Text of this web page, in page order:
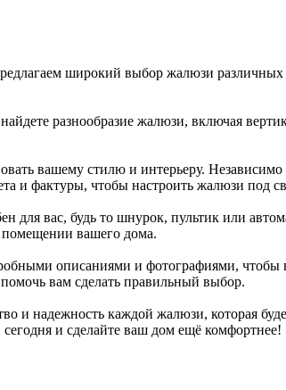
широкий выбор жалюзи различных
разнообразие жалюзи, включая
вашему стилю и интерьеру.
и фактуры, чтобы настроить жалюзи под
вас, будь то шнурок, пультик или
помещении вашего дома.
описаниями и фотографиями, чтобы
вам сделать правильный выбор.
и надежность каждой жалюзи, которая
и сделайте ваш дом ещё комфортнее!